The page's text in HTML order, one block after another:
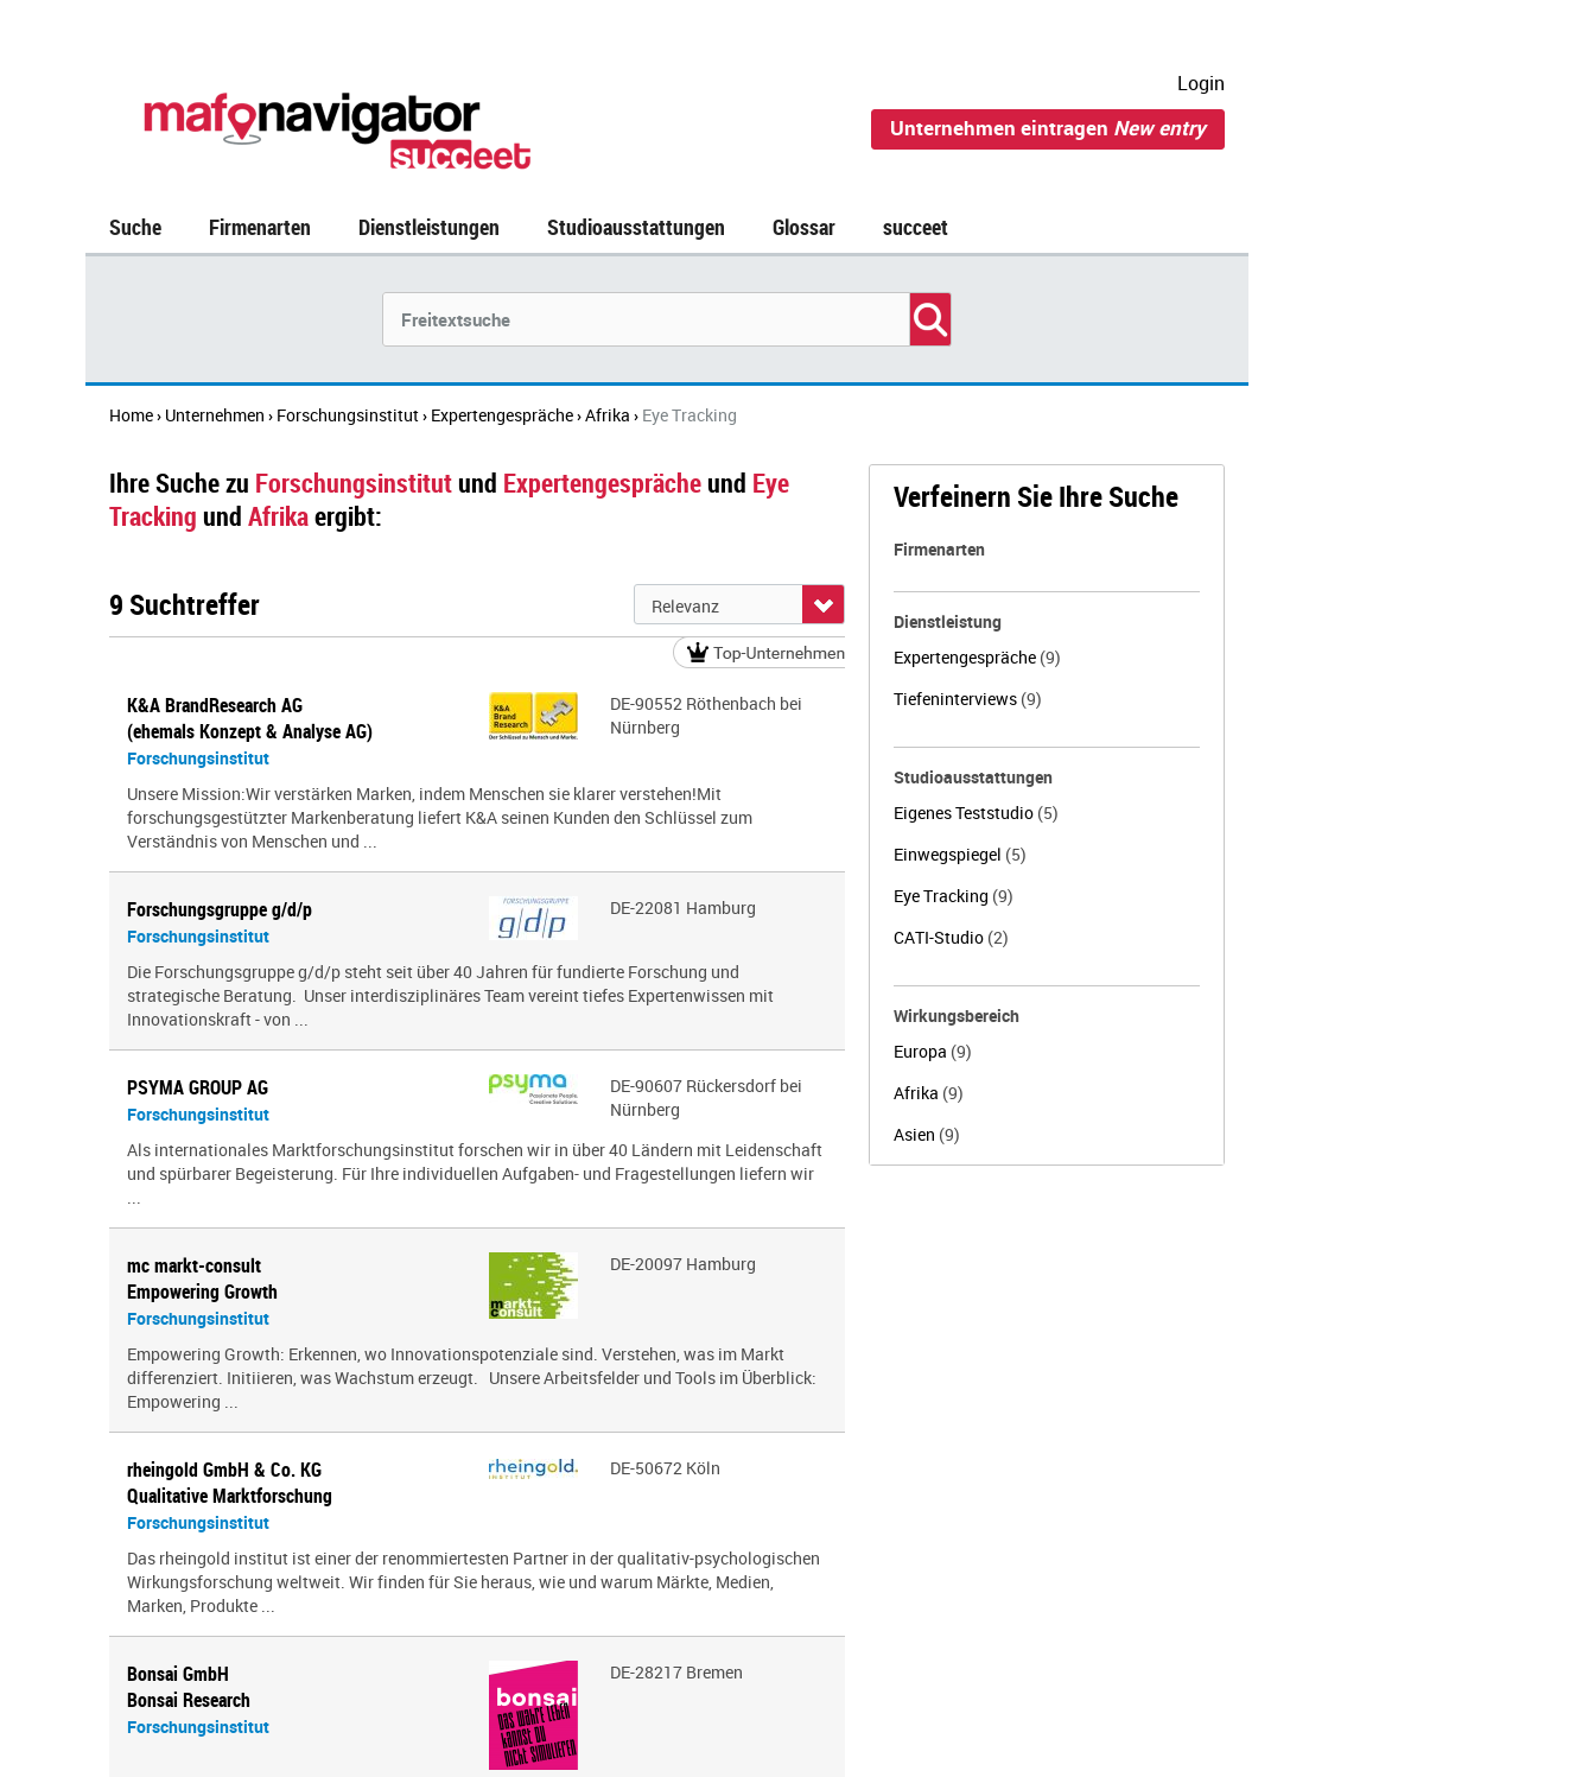
Login
Unternehmen eintragen New entry
Suche Firmenarten Dienstleistungen Studioausstattungen Glossar succeet
Home› Unternehmen › Forschungsinstitut› Expertengespräche›Afrika › Eye Tracking
Ihre Suche zu Forschungsinstitutund Expertengesprächeund Eye
Tracking und Afrikaergibt:
9 Suchtreffer
K&A BrandResearch AG
(ehemals Konzept & Analyse AG)
Forschungsinstitut
DE-90552 Röthenbach bei
Nürnberg
Unsere Mission:Wir verstärken Marken, indem Menschen sie klarer verstehen!Mit
forschungsgestützter Markenberatung liefert K&A seinen Kunden den Schlüssel zum
Verständnis von Menschen und ...
Forschungsgruppe g/d/p
Forschungsinstitut
DE-22081 Hamburg
Die Forschungsgruppe g/d/p steht seit über 40 Jahren für fundierte Forschung und
strategische Beratung. Unser interdisziplinäres Team vereint tiefes Expertenwissen mit
Innovationskraft - von ...
PSYMA GROUP AG
Forschungsinstitut
DE-90607 Rückersdorf bei
Nürnberg
Als internationales Marktforschungsinstitut forschen wir in über 40 Ländern mit Leidenschaft
und spürbarer Begeisterung. Für Ihre individuellen Aufgaben- und Fragestellungen liefern wir
...
mc markt-consult
Empowering Growth
Forschungsinstitut
DE-20097 Hamburg
Empowering Growth: Erkennen, wo Innovationspotenziale sind. Verstehen, was im Markt
differenziert. Initiieren, was Wachstum erzeugt. Unsere Arbeitsfelder und Tools im Überblick:
Empowering ...
rheingold GmbH & Co. KG
Qualitative Marktforschung
Forschungsinstitut
DE-50672 Köln
Das rheingold institut ist einer der renommiertesten Partner in der qualitativ-psychologischen
Wirkungsforschung weltweit. Wir finden für Sie heraus, wie und warum Märkte, Medien,
Marken, Produkte ...
Bonsai GmbH
Bonsai Research
Forschungsinstitut
DE-28217 Bremen
Verfeinern Sie Ihre Suche
Firmenarten
Dienstleistung
Expertengespräche (9)
Tiefeninterviews (9)
Studioausstattungen
Eigenes Teststudio (5)
Einwegspiegel (5)
Eye Tracking (9)
CATI-Studio (2)
Wirkungsbereich
Europa (9)
Afrika (9)
Asien (9)